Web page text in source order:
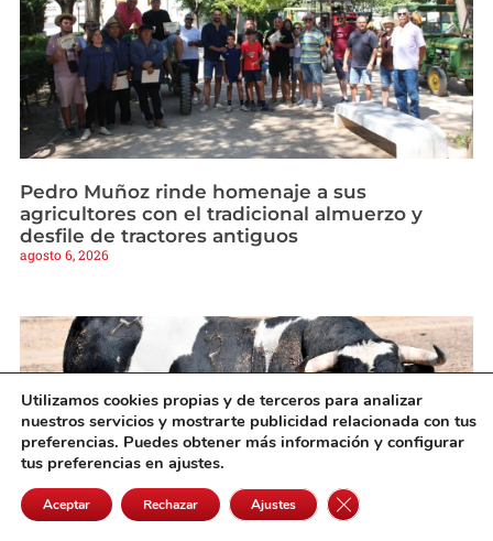
Pedro Muñoz rinde homenaje a sus
agricultores con el tradicional almuerzo y
desfile de tractores antiguos
agosto 6, 2026
Utilizamos cookies propias y de terceros para analizar
nuestros servicios y mostrarte publicidad relacionada con tus
preferencias. Puedes obtener más información y configurar
tus preferencias en ajustes.
Aceptar Rechazar Ajustes Cerrar el banner de